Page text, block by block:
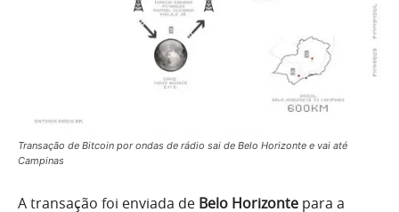
Transação de Bitcoin por ondas de rádio sai de Belo Horizonte e vai até
Campinas
A transação foi enviada de Belo Horizonte para a